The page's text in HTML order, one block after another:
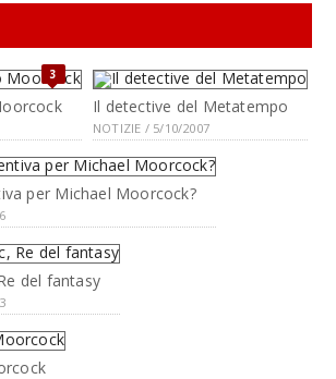
3
Il detective del Metatempo
NOTIZIE / 5/10/2007
per Michael Moorcock?
del fantasy